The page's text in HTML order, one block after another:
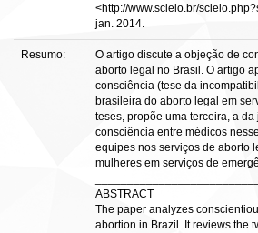
<http://www.scielo.br/
jan. 2014.
Resumo:
O artigo discute a objeção de
aborto legal no Brasil. O artigo
consciência (tese da
brasileira do aborto legal em
teses, propõe uma terceira, a
consciência entre médicos
equipes nos serviços de aborto
mulheres em serviços de
ABSTRACT
The paper analyzes
abortion in Brazil. It reviews the